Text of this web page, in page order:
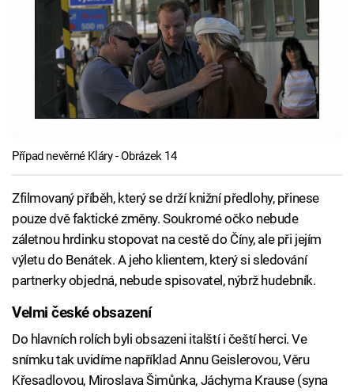
Případ nevěrné Kláry - Obrázek 14
Zfilmovaný příběh, který se drží knižní předlohy, přinese
pouze dvě faktické změny. Soukromé očko nebude
záletnou hrdinku stopovat na cestě do Číny, ale při jejím
výletu do Benátek. A jeho klientem, který si sledování
partnerky objedná, nebude spisovatel, nýbrž hudebník.
Velmi české obsazení
Do hlavních rolích byli obsazeni italští i čeští herci. Ve
snímku tak uvidíme například Annu Geislerovou, Věru
Křesadlovou, Miroslava Šimůnka, Jáchyma Krause (syna